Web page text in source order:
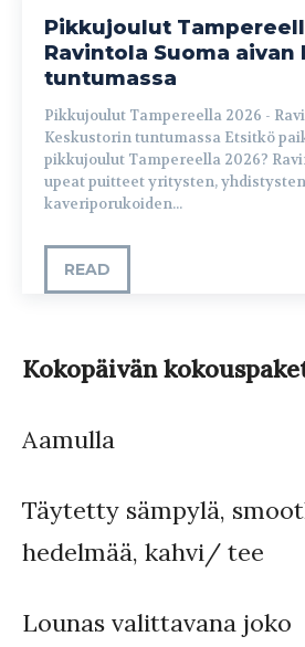
Pikkujoulut
Ravintola Suoma
tuntumassa
Pikkujoulut Tampereella 2026 -
Keskustorin tuntumassa Etsitkö paikkaa järjestää
pikkujoulut Tampereella 2026?
upeat puitteet yritysten,
kaveriporukoiden...
READ
Kokopäivän
Aamulla
Täytetty sämpylä,
hedelmää, kahvi/ tee
Lounas valittavana joko